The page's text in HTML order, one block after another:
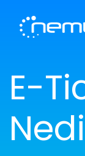
İLETİŞİM
E-